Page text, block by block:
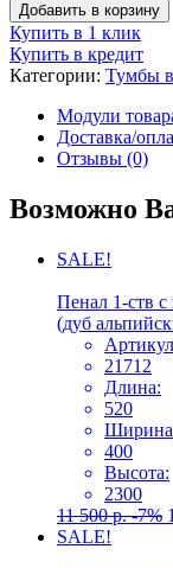
Добавить в корзину
Купить в 1 клик
Купить в кредит
Категории: Тумбы
Модули
Доставка/
Отзывы (0)
Возможно
SALE!
Пенал 1-ств
(дуб
21712
Длина:
520
400
Высота:
2300
11 500р. -7%
SALE!